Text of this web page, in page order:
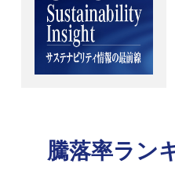
騰落率ラン